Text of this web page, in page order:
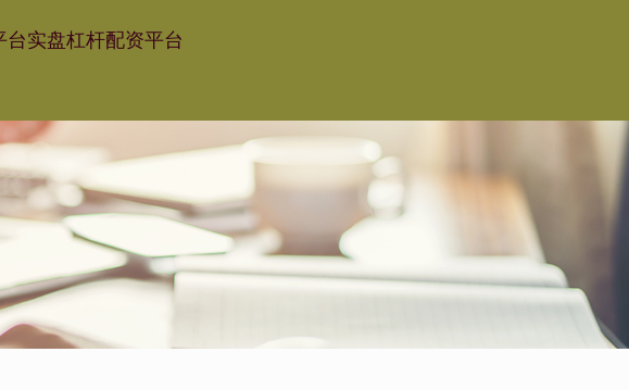
台实盘杠杆配资平台